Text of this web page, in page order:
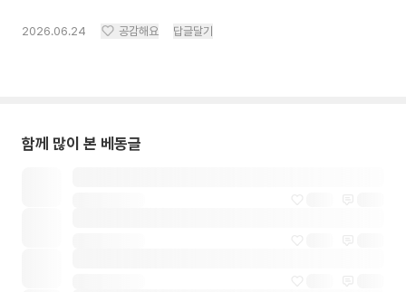
2026.06.24 공감해요 답글달기
함께 많이 본 베동글